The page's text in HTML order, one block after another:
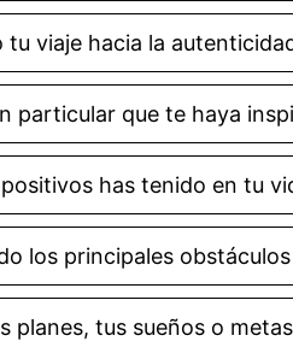
tu viaje hacia la
particular que te haya
has tenido en tu
los principales
planes, tus sueños o